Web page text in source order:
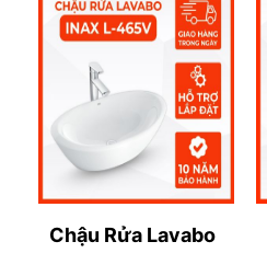
Chậu Rửa Lavabo